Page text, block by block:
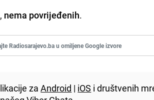
nema povrijeđenih.
Radiosarajevo.ba u omiljene Google izvore
zaAndroid | iOS i društvenih